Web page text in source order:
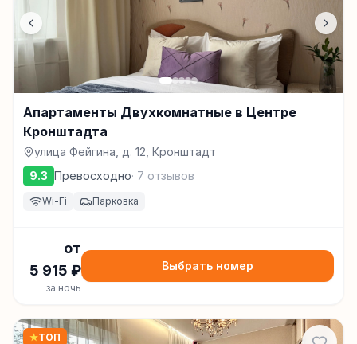
Апартаменты Двухкомнатные в Центре
Кронштадта
улица Фейгина, д. 12, Кронштадт
9.3 Превосходно· 7 отзывов
Wi-Fi Парковка
от
5 915 ₽
за ночь
Выбрать номер
★ТОП